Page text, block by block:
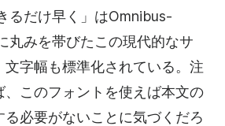
るだけ早く」はOmnibus-
丸みを帯びたこの現代的なサ
文字幅も標準化されている。注
、このフォントを使えば本文の
る必要がないことに気づくだろ